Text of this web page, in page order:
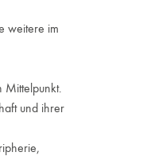
weitere im
Mittelpunkt.
und ihrer